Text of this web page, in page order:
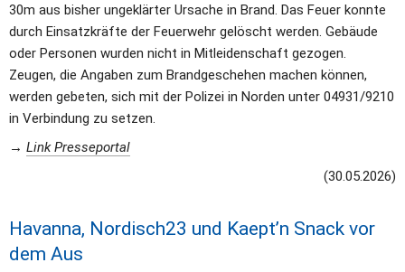
30m aus bisher ungeklärter Ursache in Brand. Das Feuer konnte
durch Einsatzkräfte der Feuerwehr gelöscht werden. Gebäude
oder Personen wurden nicht in Mitleidenschaft gezogen.
Zeugen, die Angaben zum Brandgeschehen machen können,
werden gebeten, sich mit der Polizei in Norden unter 04931/9210
in Verbindung zu setzen.
→ Link Presseportal
(30.05.2026)
Havanna, Nordisch23 und Kaept’n Snack vor
dem Aus